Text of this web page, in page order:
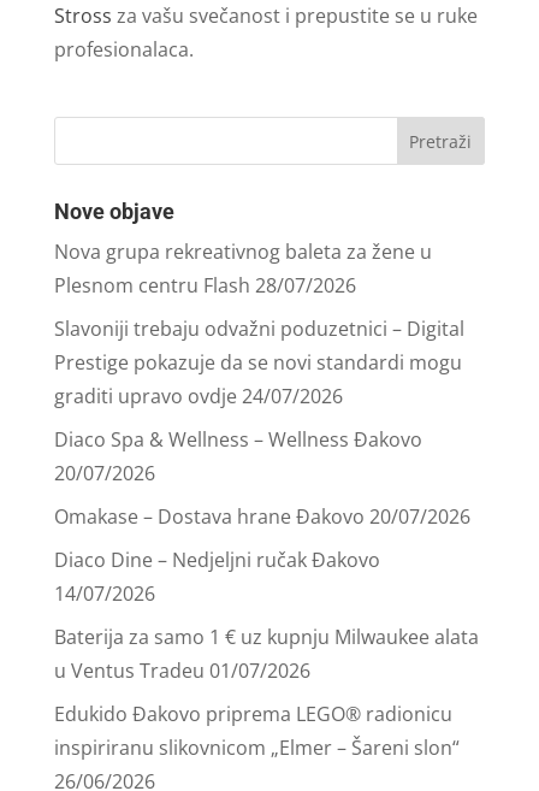
Stross za vašu svečanost i prepustite se u ruke
profesionalaca.
Nove objave
Nova grupa rekreativnog baleta za žene u
Plesnom centru Flash 28/07/2026
Slavoniji trebaju odvažni poduzetnici – Digital
Prestige pokazuje da se novi standardi mogu
graditi upravo ovdje24/07/2026
Diaco Spa & Wellness – Wellness Đakovo
20/07/2026
Omakase – Dostava hrane Đakovo 20/07/2026
Diaco Dine – Nedjeljni ručak Đakovo
14/07/2026
Baterija za samo 1 € uz kupnju Milwaukee alata
u Ventus Tradeu 01/07/2026
Edukido Đakovo priprema LEGO® radionicu
inspiriranu slikovnicom „Elmer – Šareni slon“
26/06/2026